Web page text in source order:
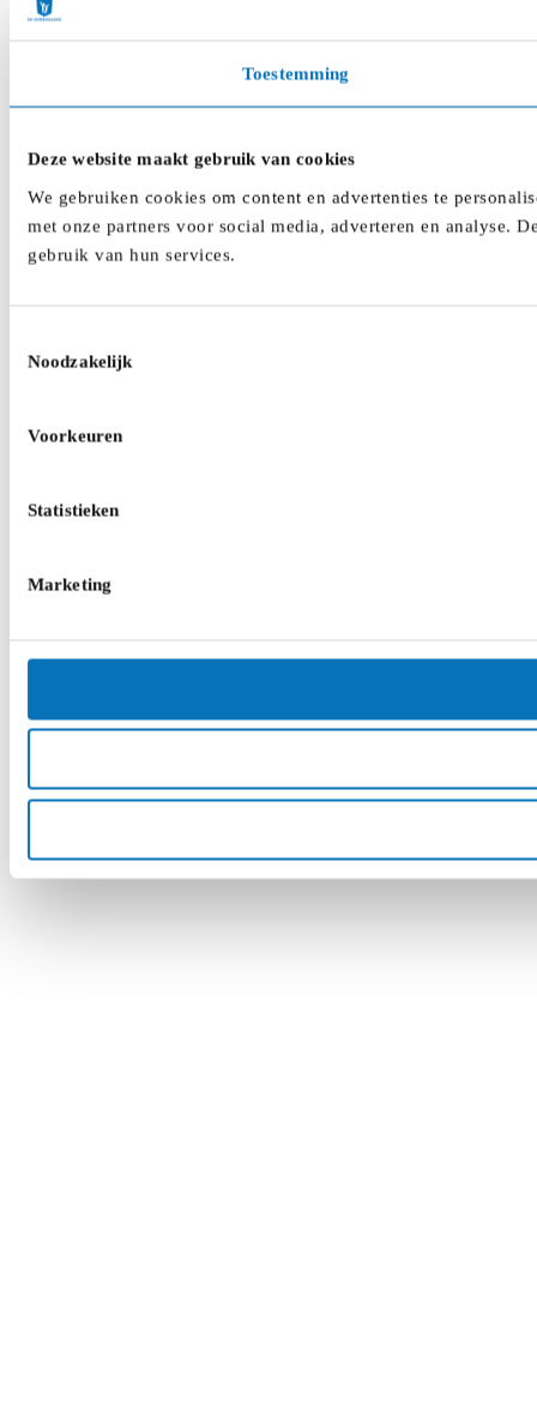
Toestemming
Deze website maakt gebruik van cookies
We gebruiken cookies om content en advertenties te
met onze partners voor social media, adverteren en analyse.
gebruik van hun services.
Noodzakelijk
Voorkeuren
Statistieken
Marketing